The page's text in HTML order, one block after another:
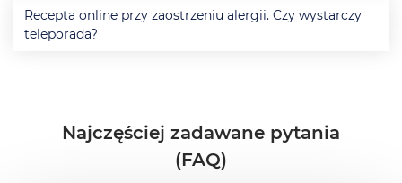
Recepta online przy zaostrzeniu alergii. Czy wystarczy
teleporada?
Najczęściej zadawane pytania
(FAQ)